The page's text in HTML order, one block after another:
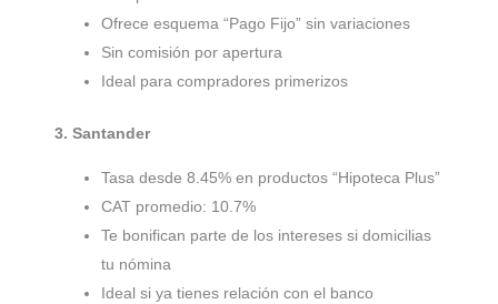
Ofrece esquema “Pago Fijo” sin variaciones
Sin comisión por apertura
Ideal para compradores primerizos
3. Santander
Tasa desde 8.45% en productos “Hipoteca Plus”
CAT promedio: 10.7%
Te bonifican parte de los intereses si domicilias
tu nómina
Ideal si ya tienes relación con el banco